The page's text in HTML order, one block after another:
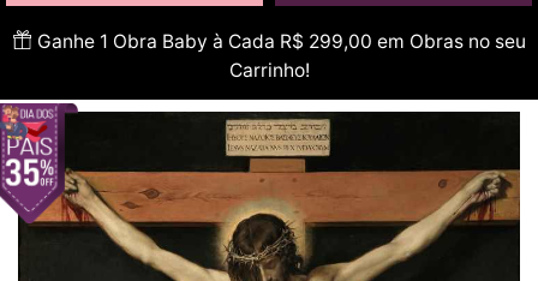
Ganhe 1 Obra Baby à Cada R$ 299,00 em Obras no seu
Carrinho!